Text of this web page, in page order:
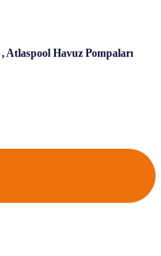
,Atlaspool Havuz Pompaları